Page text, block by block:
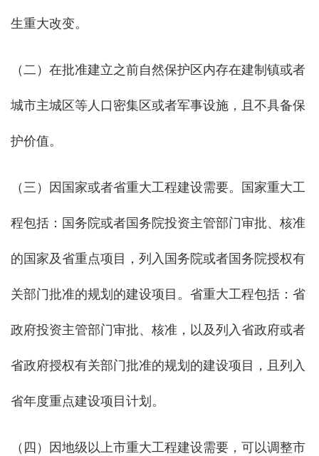
生重大改变。
（二）在批准建立之前自然保护区内存在建制镇或者
城市主城区等人口密集区或者军事设施，且不具备保
护价值。
（三）因国家或者省重大工程建设需要。国家重大工
程包括：国务院或者国务院投资主管部门审批、核准
的国家及省重点项目，列入国务院或者国务院授权有
关部门批准的规划的建设项目。省重大工程包括：省
政府投资主管部门审批、核准，以及列入省政府或者
省政府授权有关部门批准的规划的建设项目，且列入
省年度重点建设项目计划。
（四）因地级以上市重大工程建设需要，可以调整市